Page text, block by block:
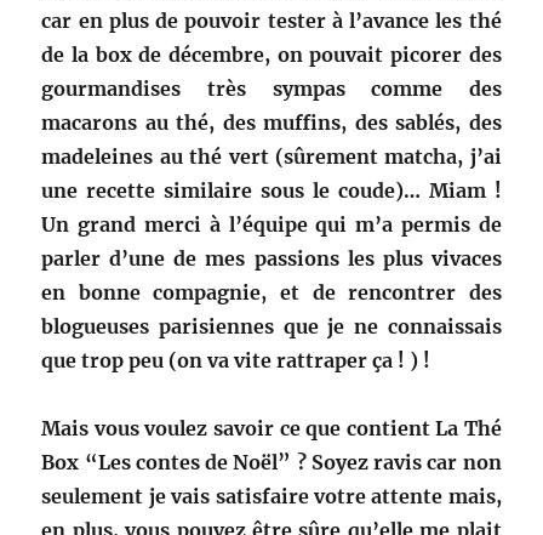
car en plus de pouvoir tester à l’avance les thé
de la box de décembre, on pouvait picorer des
gourmandises très sympas comme des
macarons au thé, des muffins, des sablés, des
madeleines au thé vert (sûrement matcha, j’ai
une recette similaire sous le coude)… Miam !
Un grand merci à l’équipe qui m’a permis de
parler d’une de mes passions les plus vivaces
en bonne compagnie, et de rencontrer des
blogueuses parisiennes que je ne connaissais
que trop peu (on va vite rattraper ça ! ) !
Mais vous voulez savoir ce que contient La Thé
Box “Les contes de Noël” ? Soyez ravis car non
seulement je vais satisfaire votre attente mais,
en plus, vous pouvez être sûre qu’elle me plait